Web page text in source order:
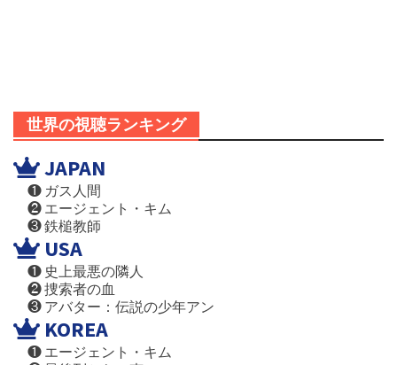
世界の視聴ランキング
JAPAN
❶ ガス人間
❷ エージェント・キム
❸ 鉄槌教師
USA
❶ 史上最悪の隣人
❷ 捜索者の血
❸ アバター：伝説の少年アン
KOREA
❶ エージェント・キム